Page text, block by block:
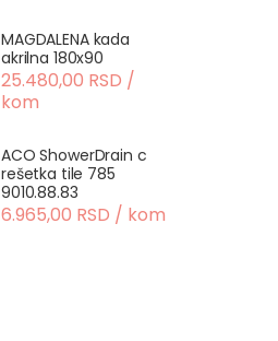
MAGDALENA kada
akrilna 180x90
25.480,00 RSD /
kom
ACO ShowerDrain c
rešetka tile 785
9010.88.83
6.965,00 RSD / kom